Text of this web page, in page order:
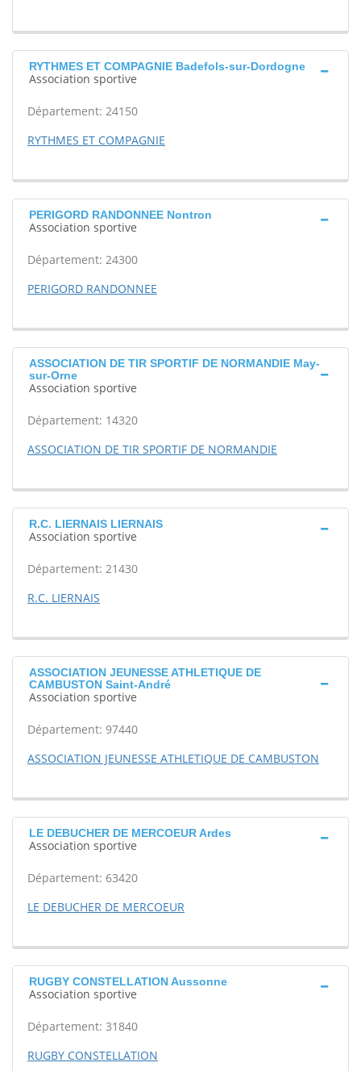
RYTHMES ET COMPAGNIE Badefols-sur-Dordogne
Association sportive
Département: 24150
RYTHMES ET COMPAGNIE
PERIGORD RANDONNEE Nontron
Association sportive
Département: 24300
PERIGORD RANDONNEE
ASSOCIATION DE TIR SPORTIF DE NORMANDIE May-
sur-Orne
Association sportive
Département: 14320
ASSOCIATION DE TIR SPORTIF DE NORMANDIE
R.C. LIERNAIS LIERNAIS
Association sportive
Département: 21430
R.C. LIERNAIS
ASSOCIATION JEUNESSE ATHLETIQUE DE
CAMBUSTON Saint-André
Association sportive
Département: 97440
ASSOCIATION JEUNESSE ATHLETIQUE DE CAMBUSTON
LE DEBUCHER DE MERCOEUR Ardes
Association sportive
Département: 63420
LE DEBUCHER DE MERCOEUR
RUGBY CONSTELLATION Aussonne
Association sportive
Département: 31840
RUGBY CONSTELLATION